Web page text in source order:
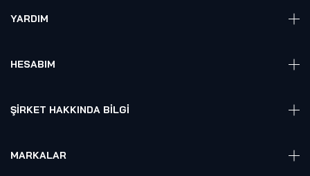
VR Ready PC
Elektronik
YARDIM
HESABIM
Sepet
ŞIRKET HAKKINDA BILGI
Referanslarımız
MARKALAR